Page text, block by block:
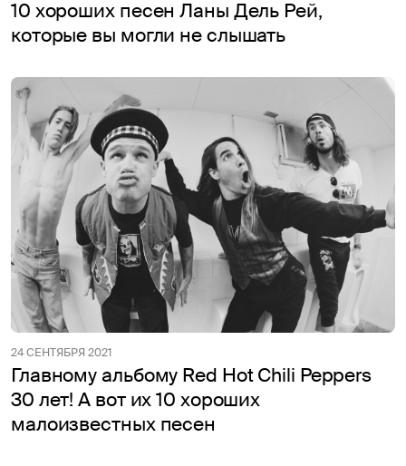
10 хороших песен Ланы Дель Рей,
которые вы могли не слышать
24 СЕНТЯБРЯ 2021
Главному альбому Red Hot Chili Peppers
30 лет! А вот их 10 хороших
малоизвестных песен